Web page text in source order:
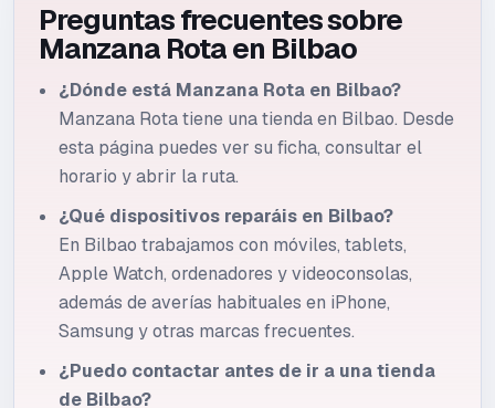
Preguntas frecuentes sobre
Manzana Rota en Bilbao
¿Dónde está Manzana Rota en Bilbao?
Manzana Rota tiene una tienda en Bilbao. Desde
esta página puedes ver su ficha, consultar el
horario y abrir la ruta.
¿Qué dispositivos reparáis en Bilbao?
En Bilbao trabajamos con móviles, tablets,
Apple Watch, ordenadores y videoconsolas,
además de averías habituales en iPhone,
Samsung y otras marcas frecuentes.
¿Puedo contactar antes de ir a una tienda
de Bilbao?